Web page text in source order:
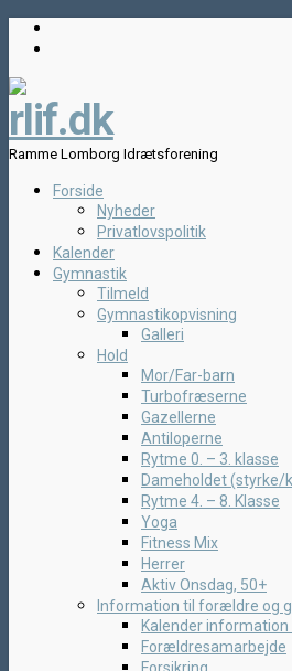
rlif.dk
Ramme Lomborg Idrætsforening
Forside
Nyheder
Privatlovspolitik
Kalender
Gymnastik
Tilmeld
Gymnastikopvisning
Galleri
Hold
Mor/Far-barn
Turbofræserne
Gazellerne
Antiloperne
Rytme 0. – 3. klasse
Dameholdet (styrke/
Rytme 4. – 8. Klasse
Yoga
Fitness Mix
Herrer
Aktiv Onsdag, 50+
Information til forældre og
Kalender
Forældresamarbejde